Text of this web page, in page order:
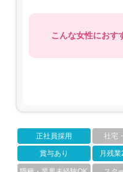
こんな女性におす
正社員採用 社宅
賞与あり 月残